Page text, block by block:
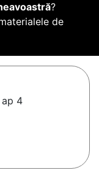
?
de
ap 4